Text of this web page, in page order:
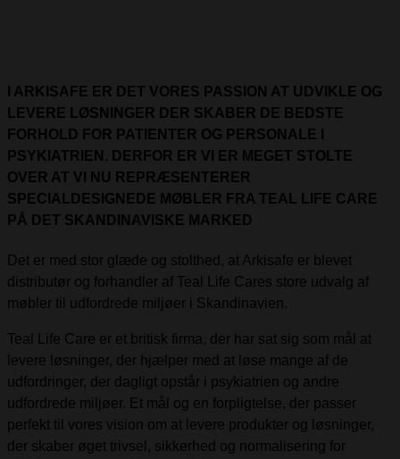
I ARKISAFE ER DET VORES PASSION AT UDVIKLE OG
LEVERE LØSNINGER DER SKABER DE BEDSTE
FORHOLD FOR PATIENTER OG PERSONALE I
PSYKIATRIEN. DERFOR ER VI ER MEGET STOLTE
OVER AT VI NU REPRÆSENTERER
SPECIALDESIGNEDE MØBLER FRA TEAL LIFE CARE
PÅ DET SKANDINAVISKE MARKED
Det er med stor glæde og stolthed, at Arkisafe er blevet
distributør og forhandler af Teal Life Cares store udvalg af
møbler til udfordrede miljøer i Skandinavien.
Teal Life Care er et britisk firma, der har sat sig som mål at
levere løsninger, der hjælper med at løse mange af de
udfordringer, der dagligt opstår i psykiatrien og andre
udfordrede miljøer. Et mål og en forpligtelse, der passer
perfekt til vores vision om at levere produkter og løsninger,
der skaber øget trivsel, sikkerhed og normalisering for